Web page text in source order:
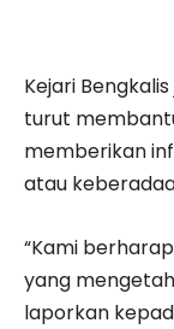
Kejari
turut
memberikan
atau
“Kami
yang
laporkan